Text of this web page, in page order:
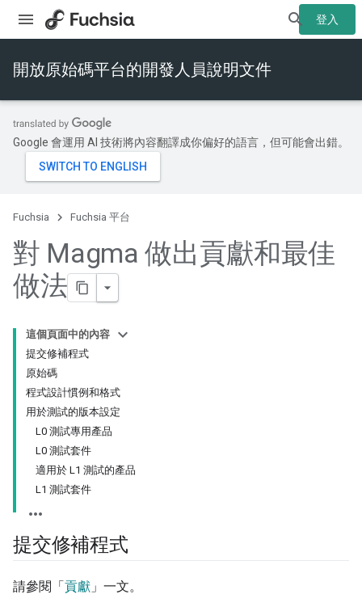
登入
開放原始碼平台的開發人員說明文件
Google 會運用 AI 技術將內容翻譯成你偏好的語言，但可能會出錯。
Fuchsia Fuchsia 平台
對 Magma 做出貢獻和最佳
做法
這個頁面中的內容
提交修補程式
原始碼
程式設計慣例和格式
用於測試的版本設定
L0 測試專用產品
L0 測試套件
適用於 L1 測試的產品
L1 測試套件
提交修補程式
請參閱「貢獻 」一文。